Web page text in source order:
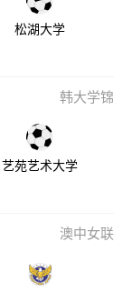
松湖大学
韩大学锦
艺苑艺术大学
澳中女联